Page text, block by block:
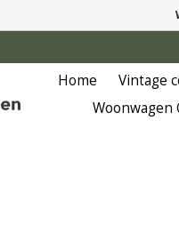
Home Vintage
Woonwagen